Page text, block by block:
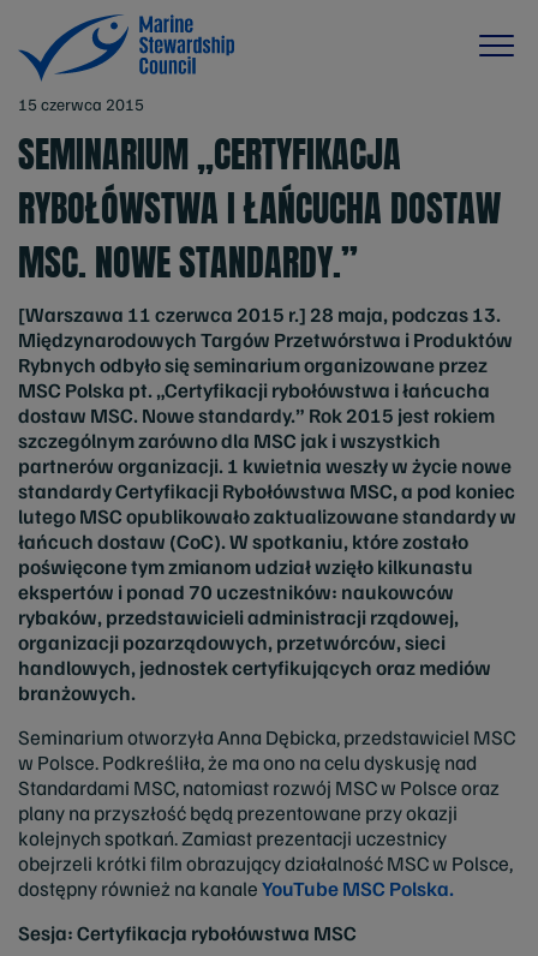
15 czerwca 2015
SEMINARIUM „CERTYFIKACJA
RYBOŁÓWSTWA I ŁAŃCUCHA DOSTAW
MSC. NOWE STANDARDY.”
[Warszawa 11 czerwca 2015 r.] 28 maja, podczas 13.
Międzynarodowych Targów Przetwórstwa i Produktów
Rybnych odbyło się seminarium organizowane przez
MSC Polska pt. „Certyfikacji rybołówstwa i łańcucha
dostaw MSC. Nowe standardy.” Rok 2015 jest rokiem
szczególnym zarówno dla MSC jak i wszystkich
partnerów organizacji. 1 kwietnia weszły w życie nowe
standardy Certyfikacji Rybołówstwa MSC, a pod koniec
lutego MSC opublikowało zaktualizowane standardy w
łańcuch dostaw (CoC). W spotkaniu, które zostało
poświęcone tym zmianom udział wzięło kilkunastu
ekspertów i ponad 70 uczestników: naukowców
rybaków, przedstawicieli administracji rządowej,
organizacji pozarządowych, przetwórców, sieci
handlowych, jednostek certyfikujących oraz mediów
branżowych.
Seminarium otworzyła Anna Dębicka, przedstawiciel MSC
w Polsce. Podkreśliła, że ma ono na celu dyskusję nad
Standardami MSC, natomiast rozwój MSC w Polsce oraz
plany na przyszłość będą prezentowane przy okazji
kolejnych spotkań. Zamiast prezentacji uczestnicy
obejrzeli krótki film obrazujący działalność MSC w Polsce,
dostępny również na kanaleYouTube MSC Polska.
Sesja: Certyfikacja rybołówstwa MSC